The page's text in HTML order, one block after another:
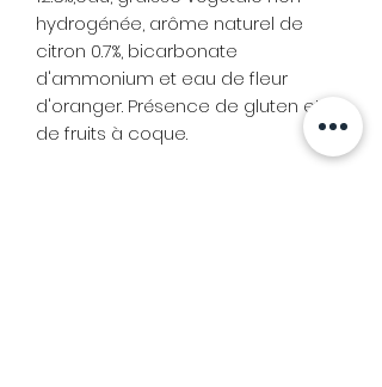
hydrogénée, arôme naturel de
citron 0.7%, bicarbonate
d'ammonium et eau de fleur
d'oranger. Présence de gluten et
de fruits à coque.